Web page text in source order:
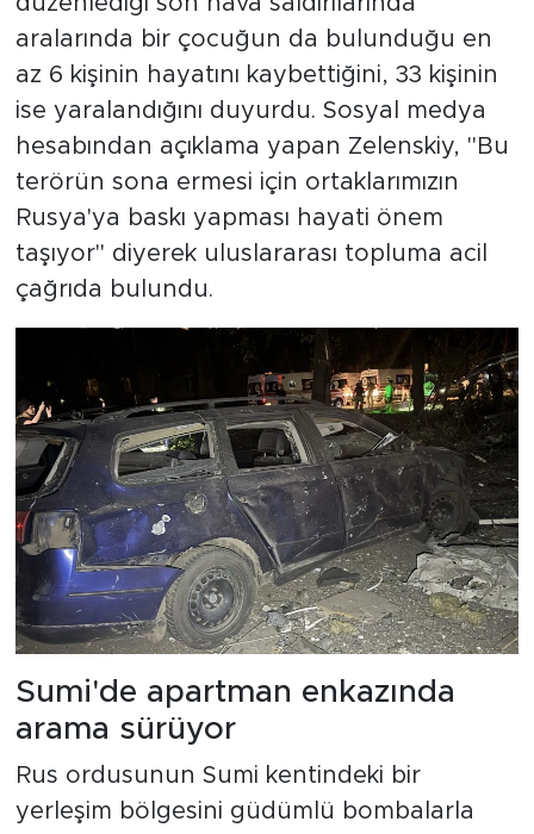
aralarında bir çocuğun da bulunduğu en
az 6 kişinin hayatını kaybettiğini, 33 kişinin
ise yaralandığını duyurdu. Sosyal medya
hesabından açıklama yapan Zelenskiy, "Bu
terörün sona ermesi için ortaklarımızın
Rusya'ya baskı yapması hayati önem
taşıyor" diyerek uluslararası topluma acil
çağrıda bulundu.
Sumi'de apartman enkazında
arama sürüyor
Rus ordusunun Sumi kentindeki bir
yerleşim bölgesini güdümlü bombalarla